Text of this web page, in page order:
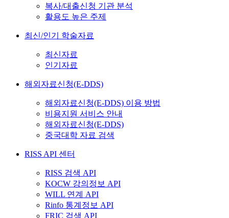
복사/대출신청 기관 분석
활용도 높은 주제
최신/인기 학술자료
최신자료
인기자료
해외자료신청(E-DDS)
해외자료신청(E-DDS) 이용 방법
비용지원 서비스 안내
해외자료신청(E-DDS)
중국대학 자료 검색
RISS API 센터
RISS 검색 API
KOCW 강의정보 API
WILL 연계 API
Rinfo 통계정보 API
FRIC 검색 API